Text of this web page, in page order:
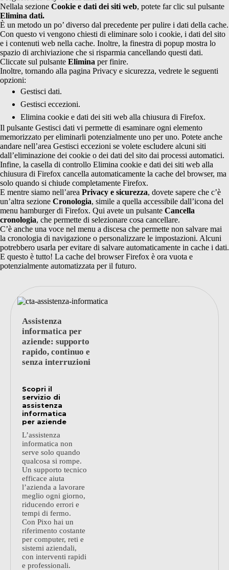
Nellala sezione Cookie e dati dei siti web, potete far clic sul pulsante
Elimina dati.
È un metodo un po’ diverso dal precedente per pulire i dati della cache.
Con questo vi vengono chiesti di eliminare solo i cookie, i dati del sito
e i contenuti web nella cache. Inoltre, la finestra di popup mostra lo
spazio di archiviazione che si risparmia cancellando questi dati.
Cliccate sul pulsante Elimina per finire.
Inoltre, tornando alla pagina Privacy e sicurezza, vedrete le seguenti
opzioni:
Gestisci dati.
Gestisci eccezioni.
Elimina cookie e dati dei siti web alla chiusura di Firefox.
Il pulsante Gestisci dati vi permette di esaminare ogni elemento
memorizzato per eliminarli potenzialmente uno per uno. Potete anche
andare nell’area Gestisci eccezioni se volete escludere alcuni siti
dall’eliminazione dei cookie o dei dati del sito dai processi automatici.
Infine, la casella di controllo Elimina cookie e dati dei siti web alla
chiusura di Firefox cancella automaticamente la cache del browser, ma
solo quando si chiude completamente Firefox.
E mentre siamo nell’area Privacy e sicurezza, dovete sapere che c’è
un’altra sezione Cronologia, simile a quella accessibile dall’icona del
menu hamburger di Firefox. Qui avete un pulsante Cancella
cronologia, che permette di selezionare cosa cancellare.
C’è anche una voce nel menu a discesa che permette non salvare mai
la cronologia di navigazione o personalizzare le impostazioni. Alcuni
potrebbero usarla per evitare di salvare automaticamente in cache i dati.
E questo è tutto! La cache del browser Firefox è ora vuota e
potenzialmente automatizzata per il futuro.
Assistenza
informatica per
aziende: supporto
rapido, continuo e
senza interruzioni
Scopri il
servizio di
assistenza
informatica
per aziende
L’assistenza
informatica non
serve solo quando
qualcosa si rompe.
Un supporto tecnico
efficace aiuta
l’azienda a lavorare
meglio ogni giorno,
riducendo errori e
tempi di fermo.
Con Pixo hai un
riferimento costante
per computer, reti e
sistemi aziendali,
con interventi rapidi
e professionali.